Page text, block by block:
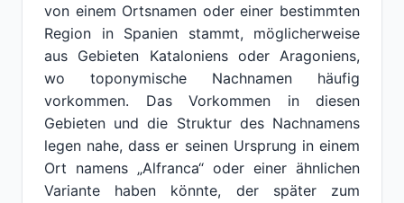
von einem Ortsnamen oder einer bestimmten
Region in Spanien stammt, möglicherweise
aus Gebieten Kataloniens oder Aragoniens,
wo toponymische Nachnamen häufig
vorkommen. Das Vorkommen in diesen
Gebieten und die Struktur des Nachnamens
legen nahe, dass er seinen Ursprung in einem
Ort namens „Alfranca“ oder einer ähnlichen
Variante haben könnte, der später zum